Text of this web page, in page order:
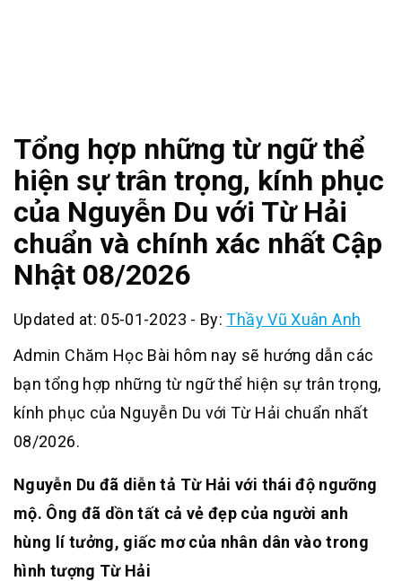
Tổng hợp những từ ngữ thể
hiện sự trân trọng, kính phục
của Nguyễn Du với Từ Hải
chuẩn và chính xác nhất Cập
Nhật 08/2026
Updated at: 05-01-2023 - By:Thầy Vũ Xuân Anh
Admin Chăm Học Bài hôm nay sẽ hướng dẫn các
bạn tổng hợp những từ ngữ thể hiện sự trân trọng,
kính phục của Nguyễn Du với Từ Hải chuẩn nhất
08/2026.
Nguyễn Du đã diễn tả Từ Hải với thái độ ngưỡng
mộ. Ông đã dồn tất cả vẻ đẹp của người anh
hùng lí tưởng, giấc mơ của nhân dân vào trong
hình tượng Từ Hải